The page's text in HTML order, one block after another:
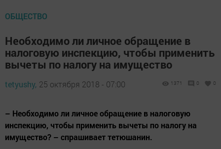
ОБЩЕСТВО
Необходимо ли личное обращение в
налоговую инспекцию, чтобы применить
вычеты по налогу на имущество
tetyushy, 25 октября 2018 - 07:00 1371 0 0
– Необходимо ли личное обращение в налоговую
инспекцию, чтобы применить вычеты по налогу на
имущество? – спрашивает тетюшанин.